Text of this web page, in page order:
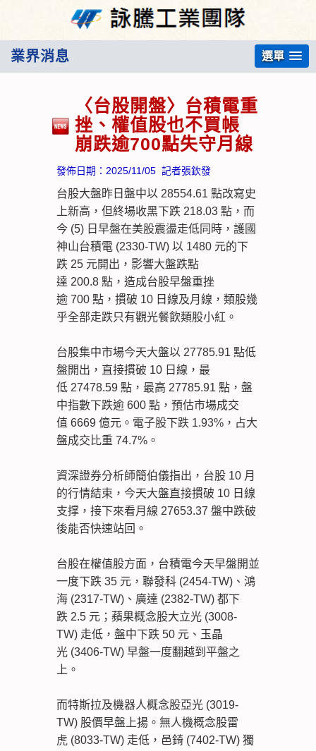
業界消息 選單
〈台股開盤〉台積電重
挫、權值股也不買帳
崩跌逾700點失守月線
發佈日期： 2025/11/05 記者張欽發
台股大盤昨日盤中以 28554.61 點改寫史
上新高，但終場收黑下跌 218.03 點，而
今 (5) 日早盤在美股震盪走低同時，護國
神山台積電 (2330-TW) 以 1480 元的下
跌 25 元開出，影響大盤跌點
達 200.8 點，造成台股早盤重挫
逾 700 點，摜破 10 日線及月線，類股幾
乎全部走跌只有觀光餐飲類股小紅。
台股集中市場今天大盤以 27785.91 點低
盤開出，直接摜破 10 日線，最
低 27478.59 點，最高 27785.91 點，盤
中指數下跌逾 600 點，預估市場成交
值 6669 億元。電子股下跌 1.93%，占大
盤成交比重 74.7%。
資深證券分析師簡伯儀指出，台股 10 月
的行情結束，今天大盤直接摜破 10 日線
支撑，接下來看月線 27653.37 盤中跌破
後能否快速站回。
台股在權值股方面，台積電今天早盤開並
一度下跌 35 元，聯發科 (2454-TW)、鴻
海 (2317-TW)、廣達 (2382-TW) 都下
跌 2.5 元；蘋果概念股大立光 (3008-
TW) 走低，盤中下跌 50 元、玉晶
光 (3406-TW) 早盤一度翻越到平盤之
上。
而特斯拉及機器人概念股亞光 (3019-
TW) 股價早盤上揚。無人機概念股雷
虎 (8033-TW) 走低，邑錡 (7402-TW) 獨